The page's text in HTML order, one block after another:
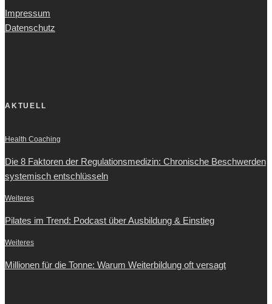
Impressum
Datenschutz
AKTUELL
Health Coaching
Die 8 Faktoren der Regulationsmedizin: Chronische Beschwerden
systemisch entschlüsseln
Weiteres
Pilates im Trend: Podcast über Ausbildung & Einstieg
Weiteres
Millionen für die Tonne: Warum Weiterbildung oft versagt